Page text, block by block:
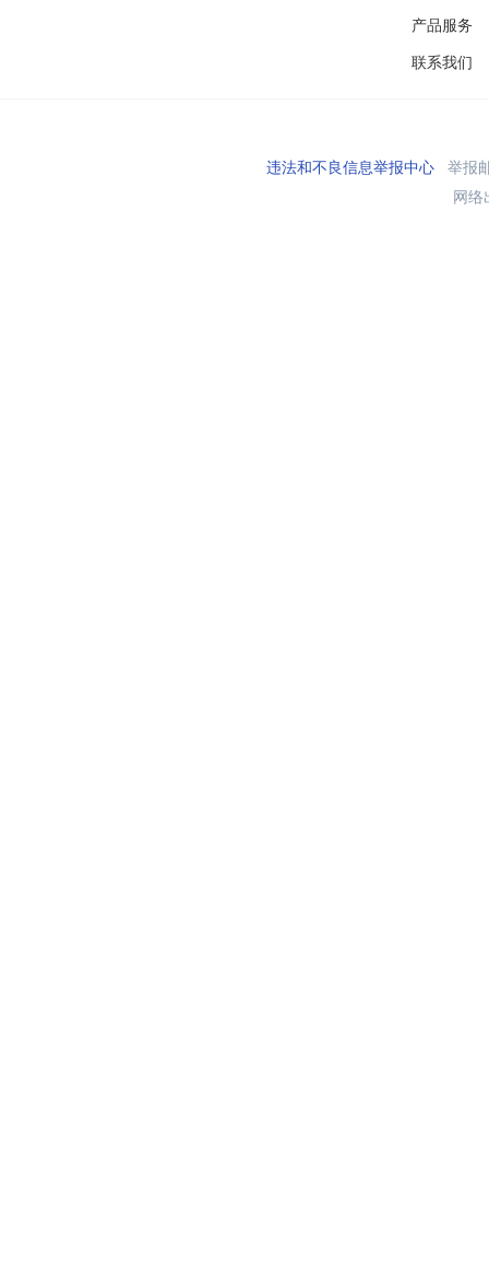
产品服务
联系我们
违法和不良信息举报中心举报
网